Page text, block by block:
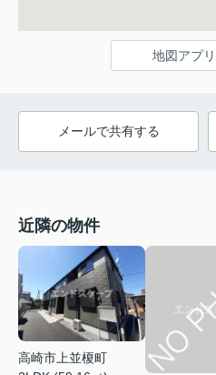
地図アプ
メールで共有する
近隣の物件
高崎市上並榎町